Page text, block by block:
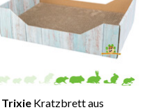
Trixie Kratzbrett aus